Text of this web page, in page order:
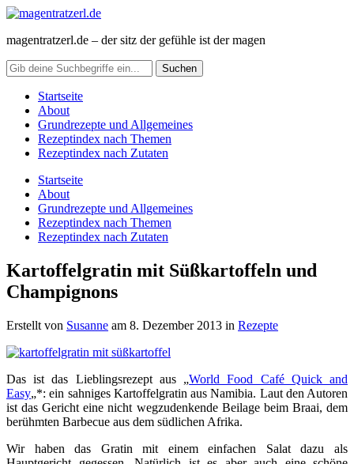
magentratzerl.de – der sitz der gefühle ist der magen
Startseite
About
Grundrezepte und Allgemeines
Rezeptindex nach Themen
Rezeptindex nach Zutaten
Startseite
About
Grundrezepte und Allgemeines
Rezeptindex nach Themen
Rezeptindex nach Zutaten
Kartoffelgratin mit Süßkartoffeln und
Champignons
Erstellt von Susanne am 8. Dezember 2013 in Rezepte
Das ist das Lieblingsrezept aus „World Food Café Quick and
Easy„*: ein sahniges Kartoffelgratin aus Namibia. Laut den Autoren
ist das Gericht eine nicht wegzudenkende Beilage beim Braai, dem
berühmten Barbecue aus dem südlichen Afrika.
Wir haben das Gratin mit einem einfachen Salat dazu als